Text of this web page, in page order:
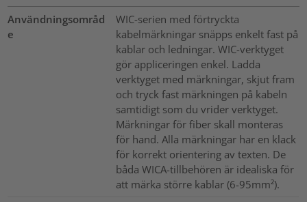
Användningsområd
e
WIC-serien med förtryckta
kabelmärkningar snäpps enkelt fast på
kablar och ledningar. WIC-verktyget
gör appliceringen enkel. Ladda
verktyget med märkningar, skjut fram
och tryck fast märkningen på kabeln
samtidigt som du vrider verktyget.
Märkningar för fiber skall monteras
för hand. Alla märkningar har en klack
för korrekt orientering av texten. De
båda WICA-tillbehören är idealiska för
att märka större kablar (6-95mm²).